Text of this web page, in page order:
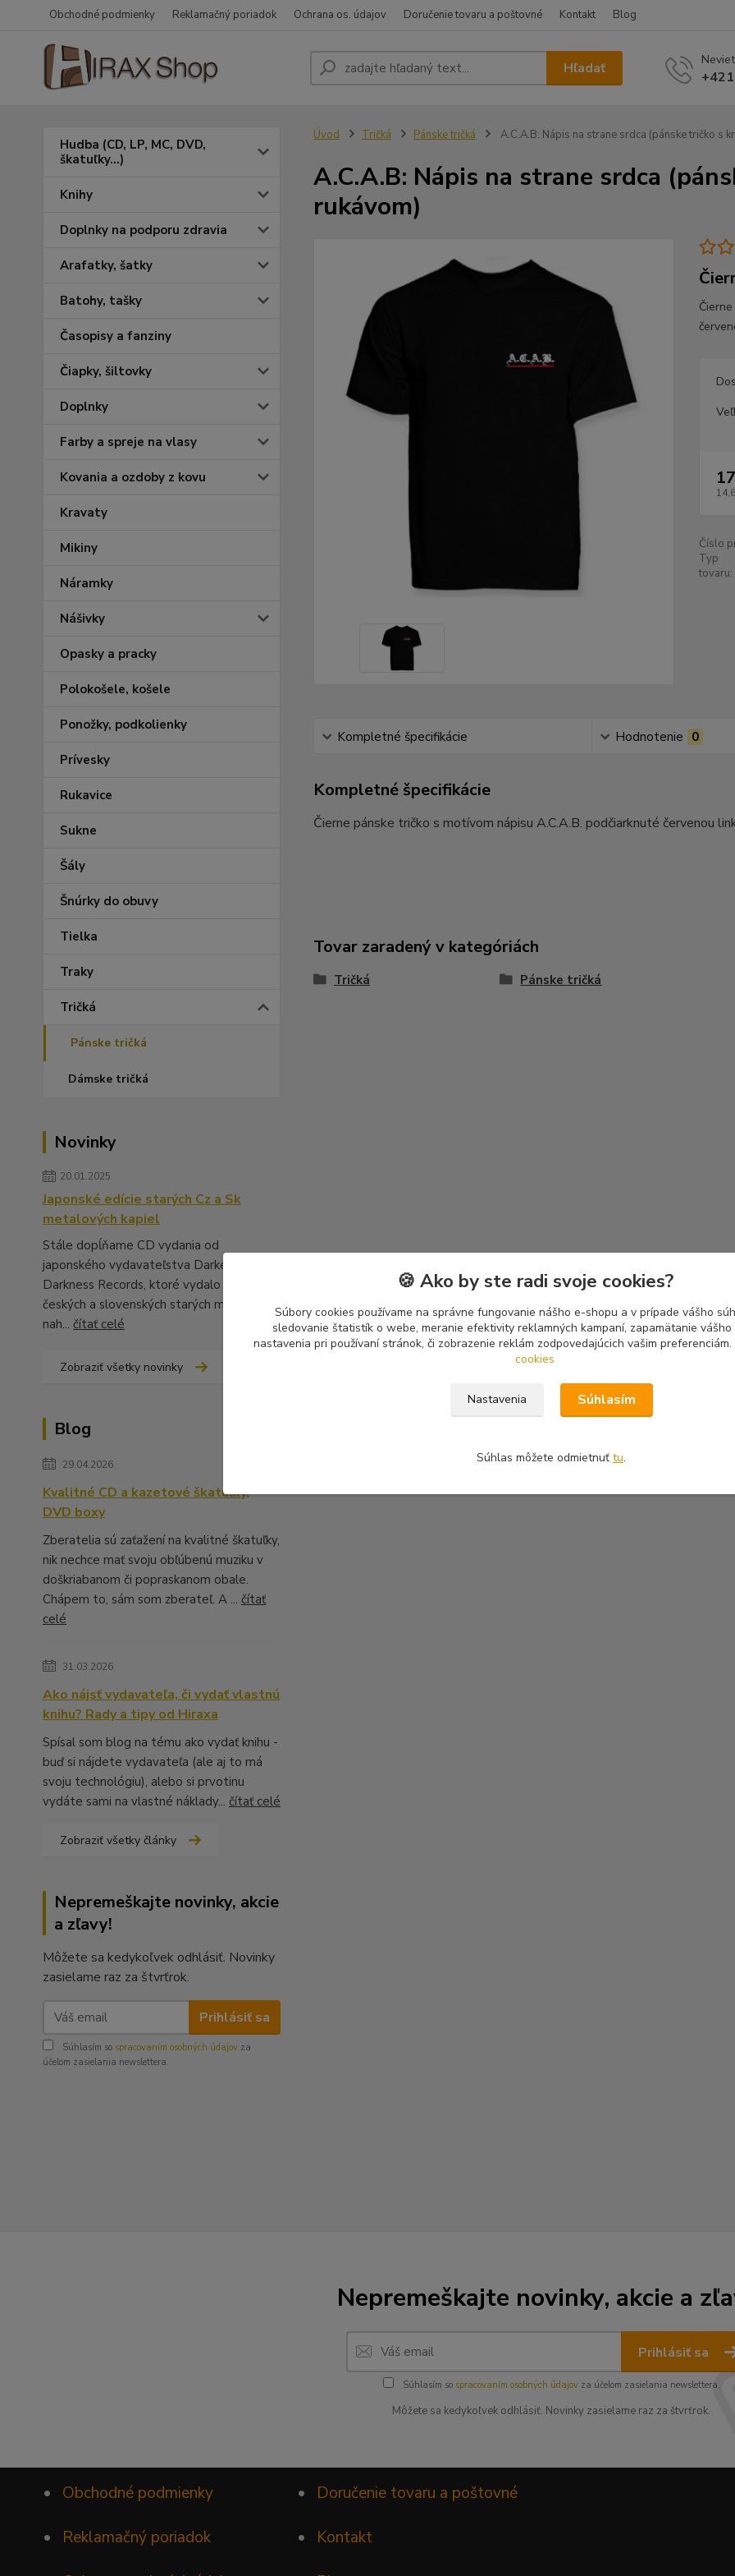
Obchodné podmienky Reklamačný poriadok Ochrana os. údajov Doručenie tovaru a poštovné Kontakt Blog
Hľadať
Hudba (CD, LP, MC, DVD,
škatuľky...)
Knihy
Doplnky na podporu zdravia
Arafatky, šatky
Batohy, tašky
Časopisy a fanziny
Čiapky, šiltovky
Doplnky
Farby a spreje na vlasy
Kovania a ozdoby z kovu
Kravaty
Mikiny
Náramky
Nášivky
Opasky a pracky
Polokošele, košele
Ponožky, podkolienky
Prívesky
Rukavice
Sukne
Šály
Šnúrky do obuvy
Tielka
Traky
Tričká
Pánske tričká
Dámske tričká
Novinky
20.01.2025
Japonské edície starých Cz a Sk
metalových kapiel
Stále dopĺňame CD vydania od
japonského vydavateľstva Darker Than
Darkness Records, ktoré vydalo množstvo
českých a slovenských starých metalových
nah... čítať celé
Zobraziť všetky novinky
Blog
29.04.2026
Kvalitné CD a kazetové škatuľky,
DVD boxy
Zberatelia sú zaťažení na kvalitné škatuľky,
nik nechce mať svoju obľúbenú muziku v
doškriabanom či popraskanom obale.
Chápem to, sám som zberateľ. A ... čítať
celé
31.03.2026
Ako nájsť vydavateľa, či vydať vlastnú
knihu? Rady a tipy od Hiraxa
Spísal som blog na tému ako vydať knihu -
buď si nájdete vydavateľa (ale aj to má
svoju technológiu), alebo si prvotinu
vydáte sami na vlastné náklady... čítať celé
Zobraziť všetky články
Nepremeškajte novinky, akcie
a zľavy!
Môžete sa kedykoľvek odhlásiť. Novinky
zasielame raz za štvrťrok.
Prihlásiť sa
Súhlasím so spracovaním osobných údajov za
účelom zasielania newslettera.
Úvod Tričká Pánske tričká A.C.A.B: Nápis na strane srdca (pánske tričko s
A.C.A.B: Nápis na strane srdca
rukávom)
Číslo
Typ
tovaru:
Kompletné špecifikácie Hodnotenie 0
Kompletné špecifikácie
Čierne pánske tričko s motívom nápisu A.C.A.B. podčiarknuté červenou
Tovar zaradený v kategóriách
Tričká Pánske tričká
Nepremeškajte novinky, akcie a
Prihlásiť sa
Súhlasím so spracovaním osobných údajovza účelom zasielania newslettera.
Môžete sa kedykoľvek odhlásiť. Novinky zasielame raz za štvrťrok.
• Obchodné podmienky
• Reklamačný poriadok
• Doručenie tovaru a poštovné
• Kontakt
🍪 Ako by ste radi svoje cookies?
Súbory cookies používame na správne fungovanie nášho e-shopu a v prípade vášho
sledovanie štatistík o webe, meranie efektivity reklamných kampaní, zapamätanie
nastavenia pri používaní stránok, či zobrazenie reklám zodpovedajúcich vašim preferenciám.
cookies
Nastavenia Súhlasím
Súhlas môžete odmietnuť tu.